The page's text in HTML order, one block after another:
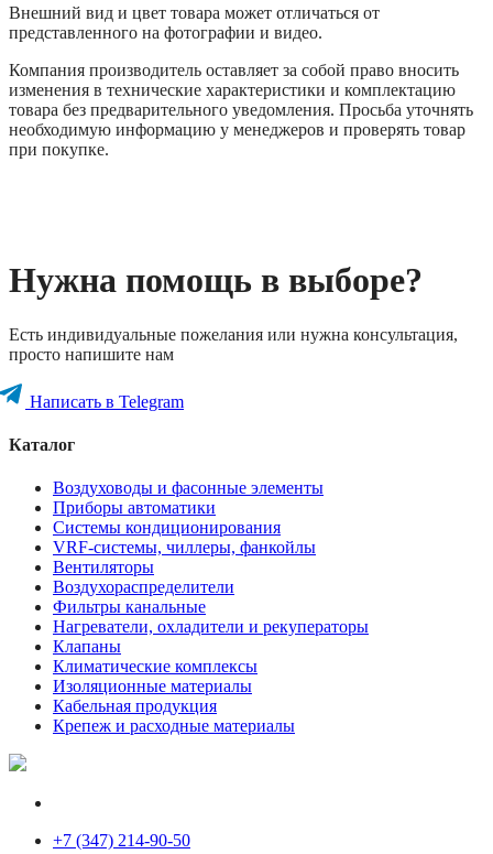
Внешний вид и цвет товара может отличаться от
представленного на фотографии и видео.
Компания производитель оставляет за собой право вносить
изменения в технические характеристики и комплектацию
товара без предварительного уведомления. Просьба уточнять
необходимую информацию у менеджеров и проверять товар
при покупке.
Нужна помощь в выборе?
Есть индивидуальные пожелания или нужна консультация,
просто напишите нам
Написать в Telegram
Каталог
Воздуховоды и фасонные элементы
Приборы автоматики
Системы кондиционирования
VRF-системы, чиллеры, фанкойлы
Вентиляторы
Воздухораспределители
Фильтры канальные
Нагреватели, охладители и рекуператоры
Клапаны
Климатические комплексы
Изоляционные материалы
Кабельная продукция
Крепеж и расходные материалы
+7 (347) 214-90-50